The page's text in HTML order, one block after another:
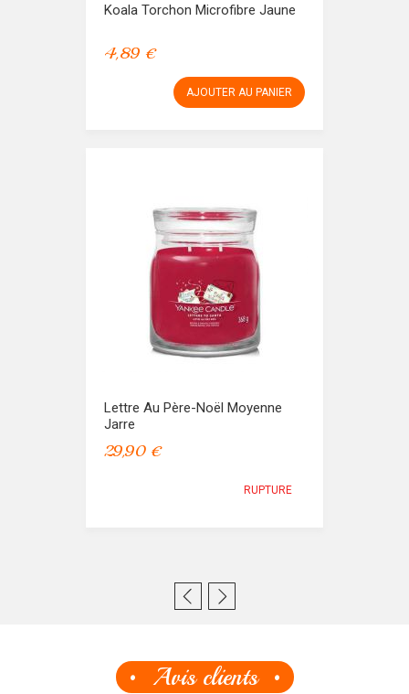
Koala Torchon Microfibre Jaune
4,89 €
AJOUTER AU PANIER
Lettre Au Père-Noël Moyenne
Jarre
29,90 €
RUPTURE
Avis clients